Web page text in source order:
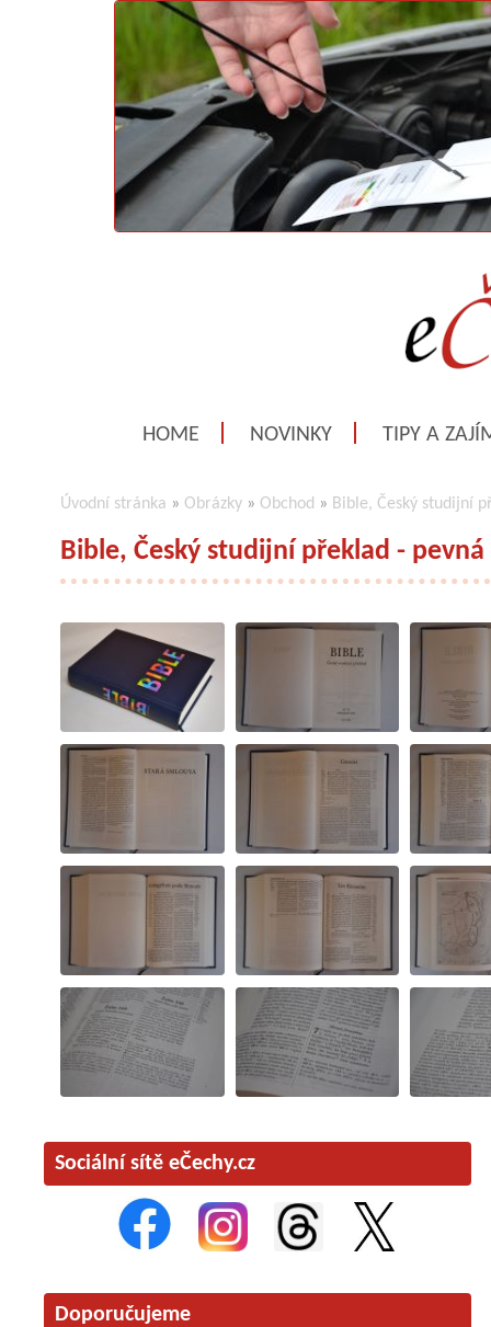
HOME NOVINKY TIPY A
Úvodní stránka » Obrázky » Obchod » Bible, Český studijní
Bible, Český studijní překlad - pevná
Sociální sítě eČechy.cz
Doporučujeme